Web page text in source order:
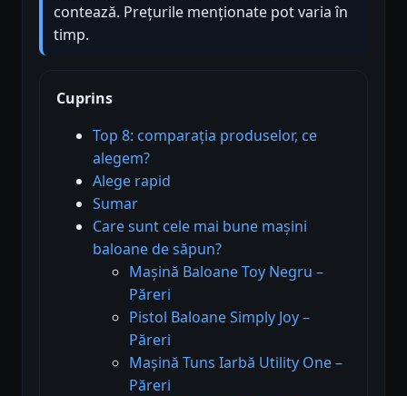
contează. Prețurile menționate pot varia în
timp.
Cuprins
Top 8: comparația produselor, ce
alegem?
Alege rapid
Sumar
Care sunt cele mai bune mașini
baloane de săpun?
Mașină Baloane Toy Negru –
Păreri
Pistol Baloane Simply Joy –
Păreri
Mașină Tuns Iarbă Utility One –
Păreri